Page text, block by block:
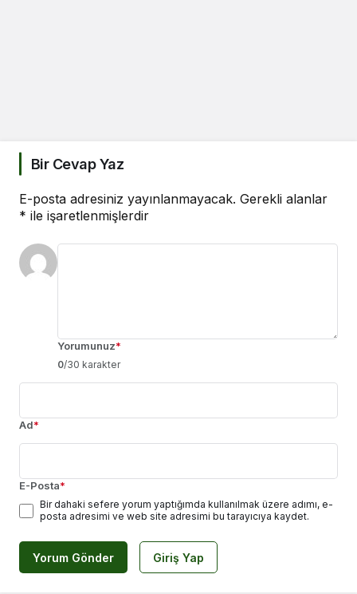
Bir Cevap Yaz
E-posta adresiniz yayınlanmayacak. Gerekli alanlar
* ile işaretlenmişlerdir
Yorumunuz*
0/30 karakter
Ad*
E-Posta*
Bir dahaki sefere yorum yaptığımda kullanılmak üzere adımı, e-
posta adresimi ve web site adresimi bu tarayıcıya kaydet.
Yorum Gönder Giriş Yap